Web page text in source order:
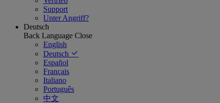
Support
Unter Angriff?
Deutsch
Back Language Close
English
Deutsch
Español
Français
Italiano
Português
中文